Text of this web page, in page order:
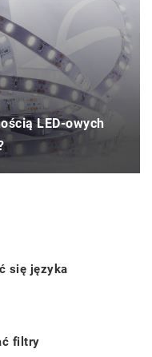
LED-owych
się języka
filtry